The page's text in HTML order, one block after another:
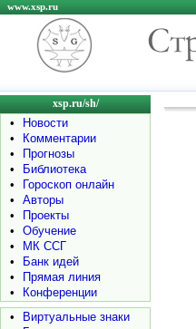
www.xsp.ru
xsp.ru/sh/
•
Новости
•
Комментарии
•
Прогнозы
•
Библиотека
•
Гороскоп онлайн
•
Авторы
•
Проекты
•
Обучение
•
МК ССГ
•
Банк идей
•
Прямая линия
•
Конференции
•
Виртуальные знаки